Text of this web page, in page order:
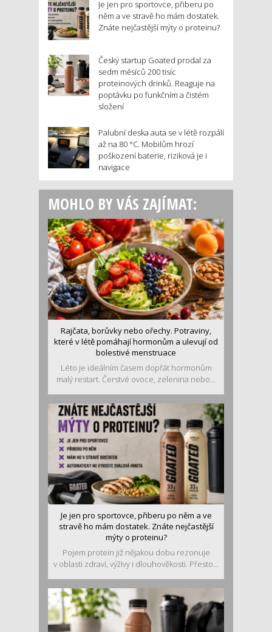
Je jen pro sportovce, přiberu po
něm a ve stravě ho mám dostatek.
Znáte nejčastější mýty o proteinu?
Český startup Goated prodal za
sedm měsíců 200 tisíc
proteinových drinků. Reaguje na
poptávku po funkčním a čistém
složení
Palubní deska auta se v létě rozpálí
až na 80 °C. Mobilům hrozí
poškození baterie, riziková je i
navigace
MOHLO BY VÁS ZAJÍMAT:
Rajčata, borůvky nebo ořechy. Potraviny,
které v létě pomáhají hormonům a ulevují od
bolestivé menstruace
Léto je ideálním časem dopřát hormonům
malý restart. Čerstvé ovoce, zelenina nebo...
Je jen pro sportovce, přiberu po něm a ve
stravě ho mám dostatek. Znáte nejčastější
mýty o proteinu?
Pojem protein již nějakou dobu rezonuje
v oblasti zdraví, výživy i dlouhověkosti. Přesto...